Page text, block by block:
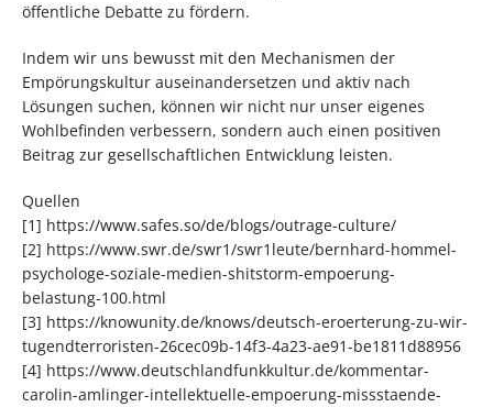
öffentliche Debatte zu fördern.
Indem wir uns bewusst mit den Mechanismen der
Empörungskultur auseinandersetzen und aktiv nach
Lösungen suchen, können wir nicht nur unser eigenes
Wohlbefinden verbessern, sondern auch einen positiven
Beitrag zur gesellschaftlichen Entwicklung leisten.
Quellen
[1] https://www.safes.so/de/blogs/outrage-culture/
[2] https://www.swr.de/swr1/swr1leute/bernhard-hommel-
psychologe-soziale-medien-shitstorm-empoerung-
belastung-100.html
[3] https://knowunity.de/knows/deutsch-eroerterung-zu-wir-
tugendterroristen-26cec09b-14f3-4a23-ae91-be1811d88956
[4] https://www.deutschlandfunkkultur.de/kommentar-
carolin-amlinger-intellektuelle-empoerung-missstaende-